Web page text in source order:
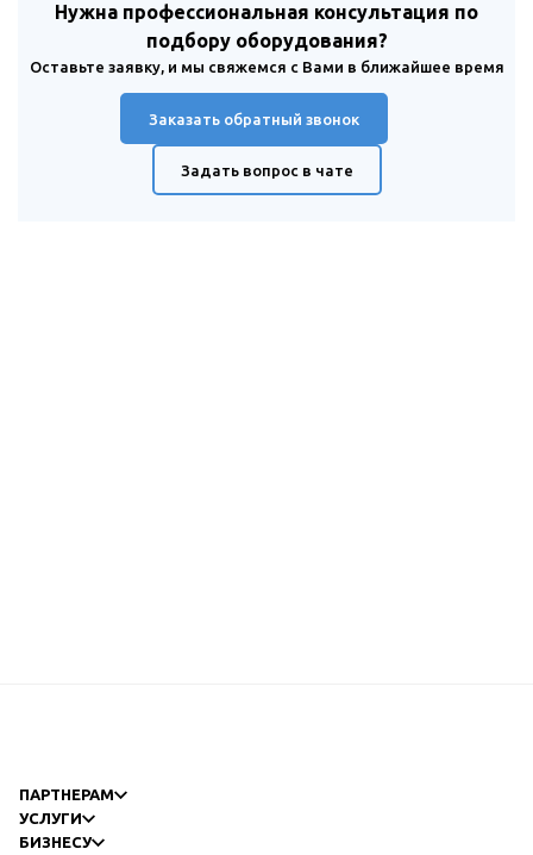
Нужна профессиональная консультация по
подбору оборудования?
Оставьте заявку, и мы свяжемся с Вами в ближайшее время
Заказать обратный звонок
Задать вопрос в чате
ПАРТНЕРАМ
УСЛУГИ
БИЗНЕСУ